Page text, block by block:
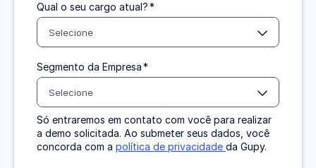
Qual o seu cargo atual?*
Selecione
Segmento da Empresa*
Selecione
Só entraremos em contato com você para realizar
a demo solicitada. Ao submeter seus dados, você
concorda com a política de privacidade da Gupy.